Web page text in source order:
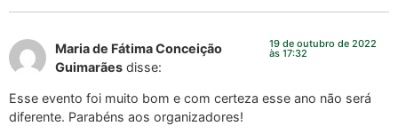
Maria de Fátima Conceição
Guimarães disse:
19 de outubro de 2022
às 17:32
Esse evento foi muito bom e com certeza esse ano não será
diferente. Parabéns aos organizadores!